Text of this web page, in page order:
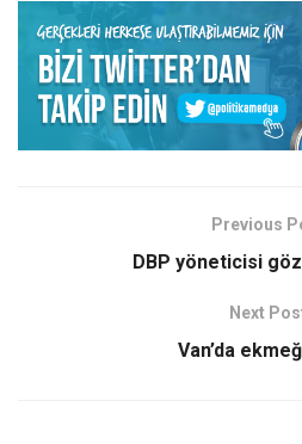
Previous
DBP yöneticisi
Next
Van’da